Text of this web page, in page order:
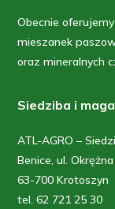
Obecnie
mieszanek
oraz mineralnych
Siedziba i
ATL-AGRO –
Benice, ul.
63-700 Krotoszyn
tel. 62 721 25 30